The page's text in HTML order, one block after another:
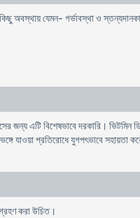
কিছু অবস্থায় যেমন- গর্ভাবস্থা ও
জন্য এটি বিশেষভাবে দরকারি। ভিটমিন
যাওয়া প্রতিরোধে যুগপৎভাবে সহায়তা
গ্রহণ করা উচিত।